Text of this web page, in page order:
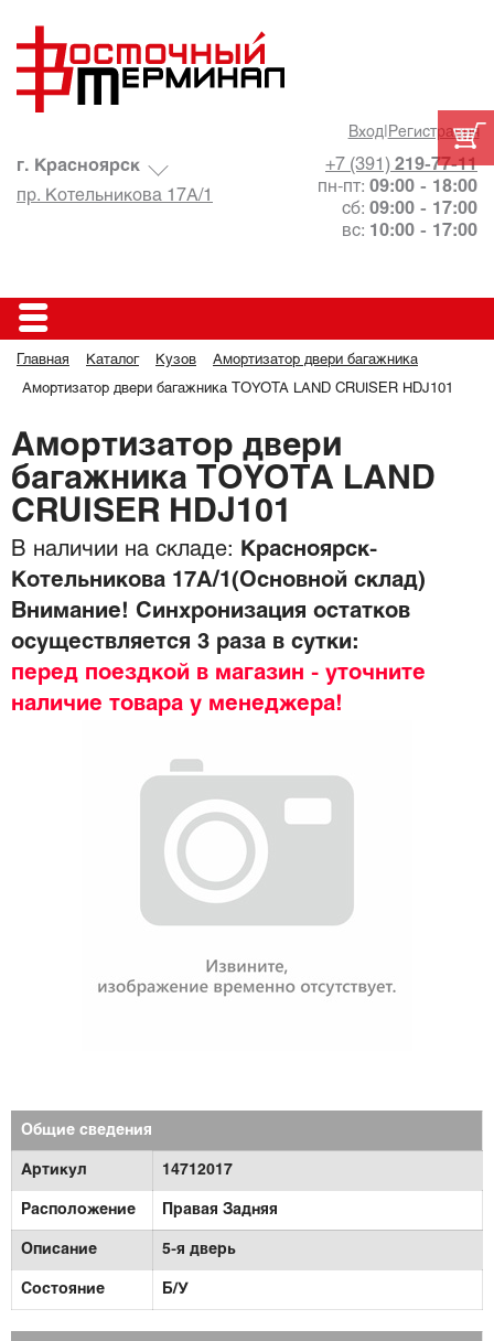
Вход| Регистрация
+7 (391) 219-77-11
пн-пт: 09:00 - 18:00
сб: 09:00 - 17:00
вс: 10:00 - 17:00
г. Красноярск
пр. Котельникова 17А/1
Главная Каталог Кузов Амортизатор двери багажника
Амортизатор двери багажника TOYOTA LAND CRUISER HDJ101
Амортизатор двери
багажника TOYOTA LAND
CRUISER HDJ101
В наличии на складе:
Красноярск-
Котельникова 17А/1(Основной склад)
Внимание! Синхронизация остатков
осуществляется 3 раза в сутки:
перед поездкой в магазин - уточните
наличие товара у менеджера!
Общие сведения
Артикул 14712017
Расположение Правая Задняя
Описание 5-я дверь
Состояние Б/У